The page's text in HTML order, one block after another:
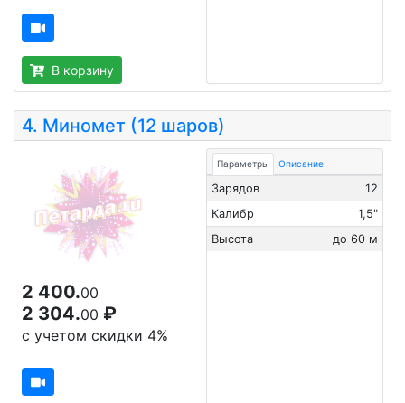
В корзину
4. Миномет (12 шаров)
2 400.00
2 304.00 ₽
с учетом скидки 4%
Параметры Описание
Зарядов
12
Калибр
1,5"
Высота
до 60 м